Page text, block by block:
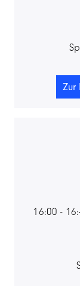
Zur
16:00 -